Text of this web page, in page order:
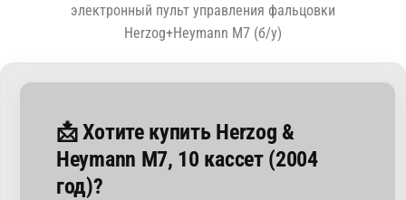
электронный пульт управления фальцовки
Herzog+Heymann M7 (б/у)
📩 Хотите купить Herzog &
Heymann M7, 10 кассет (2004
год)?